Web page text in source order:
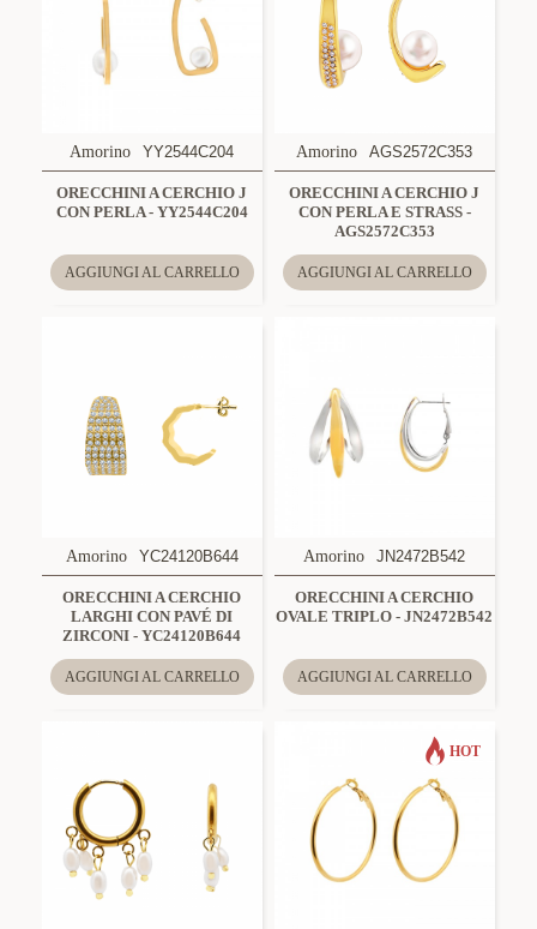
Amorino YY2544C204
ORECCHINI A CERCHIO J
CON PERLA - YY2544C204
AGGIUNGI AL CARRELLO
Amorino AGS2572C353
ORECCHINI A CERCHIO J
CON PERLA E STRASS -
AGS2572C353
AGGIUNGI AL CARRELLO
Amorino YC24120B644
ORECCHINI A CERCHIO
LARGHI CON PAVÉ DI
ZIRCONI - YC24120B644
AGGIUNGI AL CARRELLO
Amorino JN2472B542
ORECCHINI A CERCHIO
OVALE TRIPLO - JN2472B542
AGGIUNGI AL CARRELLO
HOT